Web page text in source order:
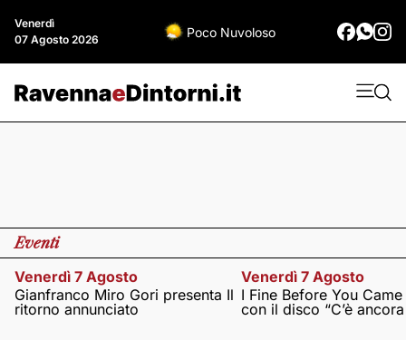
Venerdì
07 Agosto 2026
Poco Nuvoloso
Eventi
Venerdì 7 Agosto
Gianfranco Miro Gori presenta Il
ritorno annunciato
Venerdì 7 Agosto
I Fine Before You
con il disco “C’è